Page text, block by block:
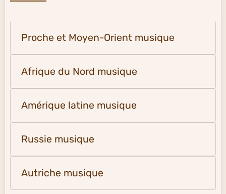
Proche et Moyen-Orient musique
Afrique du Nord musique
Amérique latine musique
Russie musique
Autriche musique